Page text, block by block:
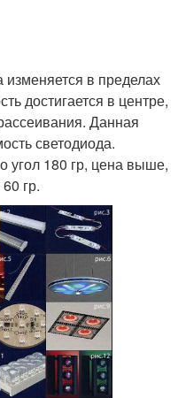
изменяется в пределах
достигается в центре,
Данная
светодиода.
угол 180 гр, цена выше,
гр.